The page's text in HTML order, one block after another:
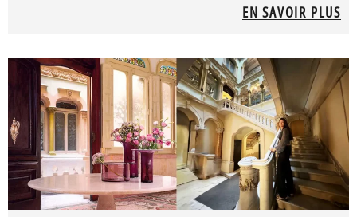
EN SAVOIR PLUS